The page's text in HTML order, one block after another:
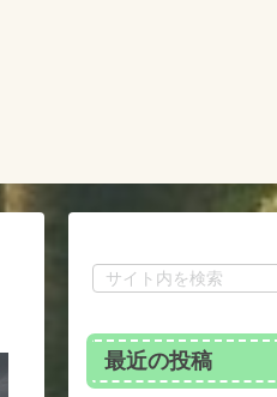
最近の投稿